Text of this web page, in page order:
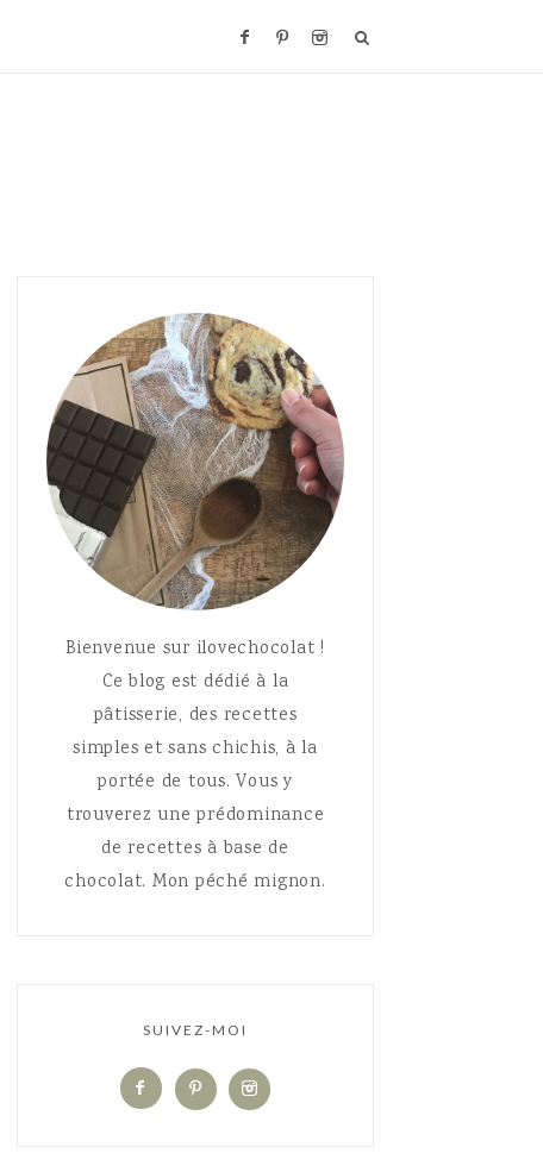
Bienvenue sur ilovechocolat !
Ce blog est dédié à la
pâtisserie, des recettes
simples et sans chichis, à la
portée de tous. Vous y
trouverez une prédominance
de recettes à base de
chocolat. Mon péché mignon.
SUIVEZ-MOI